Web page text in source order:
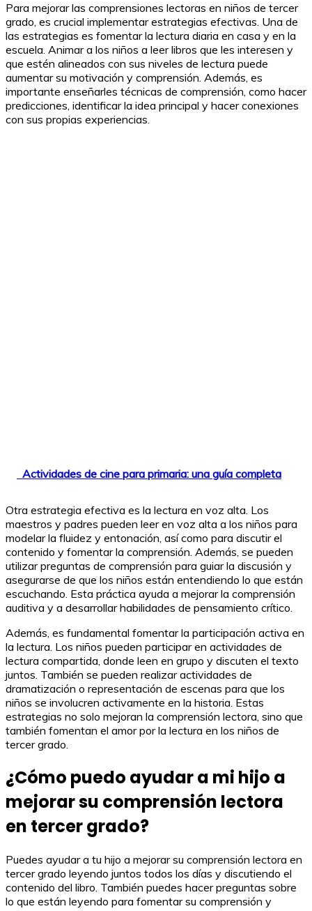
Para mejorar las comprensiones lectoras en niños de tercer
grado, es crucial implementar estrategias efectivas. Una de
las estrategias es fomentar la lectura diaria en casa y en la
escuela. Animar a los niños a leer libros que les interesen y
que estén alineados con sus niveles de lectura puede
aumentar su motivación y comprensión. Además, es
importante enseñarles técnicas de comprensión, como hacer
predicciones, identificar la idea principal y hacer conexiones
con sus propias experiencias.
Actividades de cine para primaria: una guía completa
Otra estrategia efectiva es la lectura en voz alta. Los
maestros y padres pueden leer en voz alta a los niños para
modelar la fluidez y entonación, así como para discutir el
contenido y fomentar la comprensión. Además, se pueden
utilizar preguntas de comprensión para guiar la discusión y
asegurarse de que los niños están entendiendo lo que están
escuchando. Esta práctica ayuda a mejorar la comprensión
auditiva y a desarrollar habilidades de pensamiento crítico.
Además, es fundamental fomentar la participación activa en
la lectura. Los niños pueden participar en actividades de
lectura compartida, donde leen en grupo y discuten el texto
juntos. También se pueden realizar actividades de
dramatización o representación de escenas para que los
niños se involucren activamente en la historia. Estas
estrategias no solo mejoran la comprensión lectora, sino que
también fomentan el amor por la lectura en los niños de
tercer grado.
¿Cómo puedo ayudar a mi hijo a
mejorar su comprensión lectora
en tercer grado?
Puedes ayudar a tu hijo a mejorar su comprensión lectora en
tercer grado leyendo juntos todos los días y discutiendo el
contenido del libro. También puedes hacer preguntas sobre
lo que están leyendo para fomentar su comprensión y